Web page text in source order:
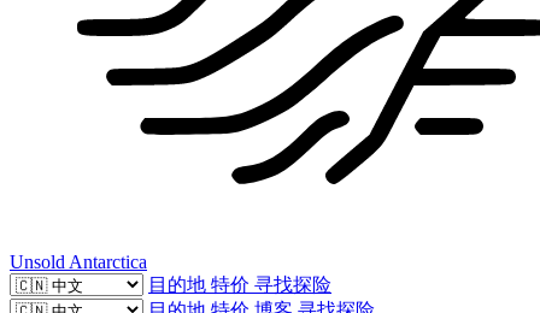
Unsold Antarctica
目的地 特价 寻找探险